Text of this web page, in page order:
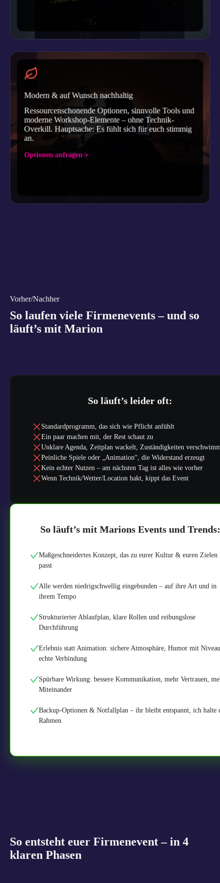
Modern & auf Wunsch nachhaltig
Ressourcenschonende Optionen, sinnvolle Tools und
moderne Workshop-Elemente – ohne Technik-
Overkill. Hauptsache: Es fühlt sich für euch stimmig
an.
Optionen anfragen
Vorher/Nachher
So laufen viele Firmenevents – und so
läuft’s mit Marion
So läuft’s leider oft:
Standardprogramm, das sich wie Pflicht anfühlt
Ein paar machen mit, der Rest schaut zu
Unklare Agenda, Zeitplan wackelt, Zuständigkeiten
Peinliche Spiele oder „Animation“, die Widerstand erzeugt
Kein echter Nutzen – am nächsten Tag ist alles wie vorher
Wenn Technik/Wetter/Location hakt, kippt das Event
So läuft’s mit Marions Events und Trends:
Maßgeschneidertes Konzept, das zu eurer Kultur & euren Zielen
passt
Alle werden niedrigschwellig eingebunden – auf ihre Art und in
ihrem Tempo
Strukturierter Ablaufplan, klare Rollen und reibungslose
Durchführung
Erlebnis statt Animation: sichere Atmosphäre, Humor mit
echte Verbindung
Spürbare Wirkung: bessere Kommunikation, mehr Vertrauen,
Miteinander
Backup-Optionen & Notfallplan – ihr bleibt entspannt, ich halte
Rahmen
So entsteht euer Firmenevent – in 4
klaren Phasen